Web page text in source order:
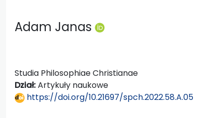
Adam Janas
Studia Philosophiae Christianae
Dział:Artykuły naukowe
https://doi.org/10.21697/spch.2022.58.A.05